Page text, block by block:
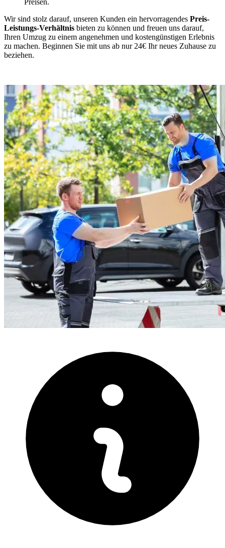
Wir sind stolz darauf, unseren Kunden ein hervorragendes Preis-
Leistungs-Verhältnis bieten zu können und freuen uns darauf,
Ihren Umzug zu einem angenehmen und kostengünstigen Erlebnis
zu machen. Beginnen Sie mit uns ab nur 24€ Ihr neues Zuhause zu
beziehen.